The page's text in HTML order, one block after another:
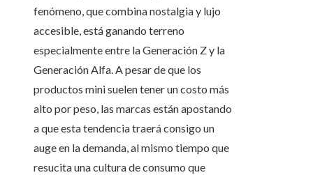
fenómeno, que combina nostalgia y lujo
accesible, está ganando terreno
especialmente entre la Generación Z y la
Generación Alfa. A pesar de que los
productos mini suelen tener un costo más
alto por peso, las marcas están apostando
a que esta tendencia traerá consigo un
auge en la demanda, al mismo tiempo que
resucita una cultura de consumo que